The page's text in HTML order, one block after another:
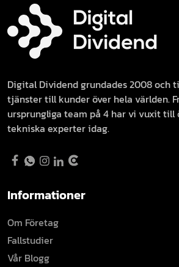
Digital Dividend grundades 2008 och
tjänster till kunder över hela världen.
ursprungliga team på 4 har vi vuxit till
tekniska experter idag.
Informationer
Om Företag
Fallstudier
Vår Blogg